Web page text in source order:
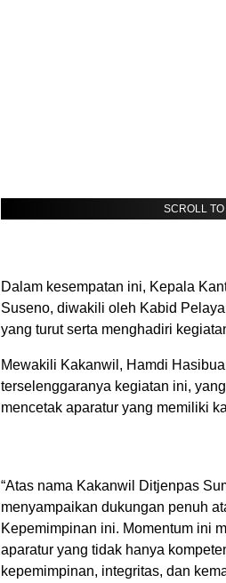
SCROLL
Dalam kesempatan ini, Kepala
Suseno, diwakili oleh Kabid
yang turut serta menghadiri
Mewakili Kakanwil, Hamdi
terselenggaranya kegiatan ini,
mencetak aparatur yang memiliki
“Atas nama Kakanwil Ditjenpas
menyampaikan dukungan penuh
Kepemimpinan ini. Momentum ini
aparatur yang tidak hanya
kepemimpinan, integritas, dan